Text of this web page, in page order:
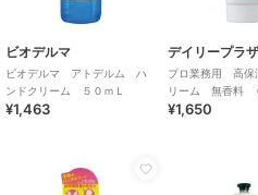
ビオデルマ
ビオデルマ アトデルム ハ
ンドクリーム ５０ｍＬ
¥1,463
デイリープラ
プロ業務用 高保
リーム 無香料
¥1,650